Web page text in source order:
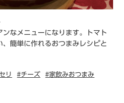
なメニューになります。トマト
簡単に作れるおつまみレシピと
リ #チーズ
#家飲みおつまみ